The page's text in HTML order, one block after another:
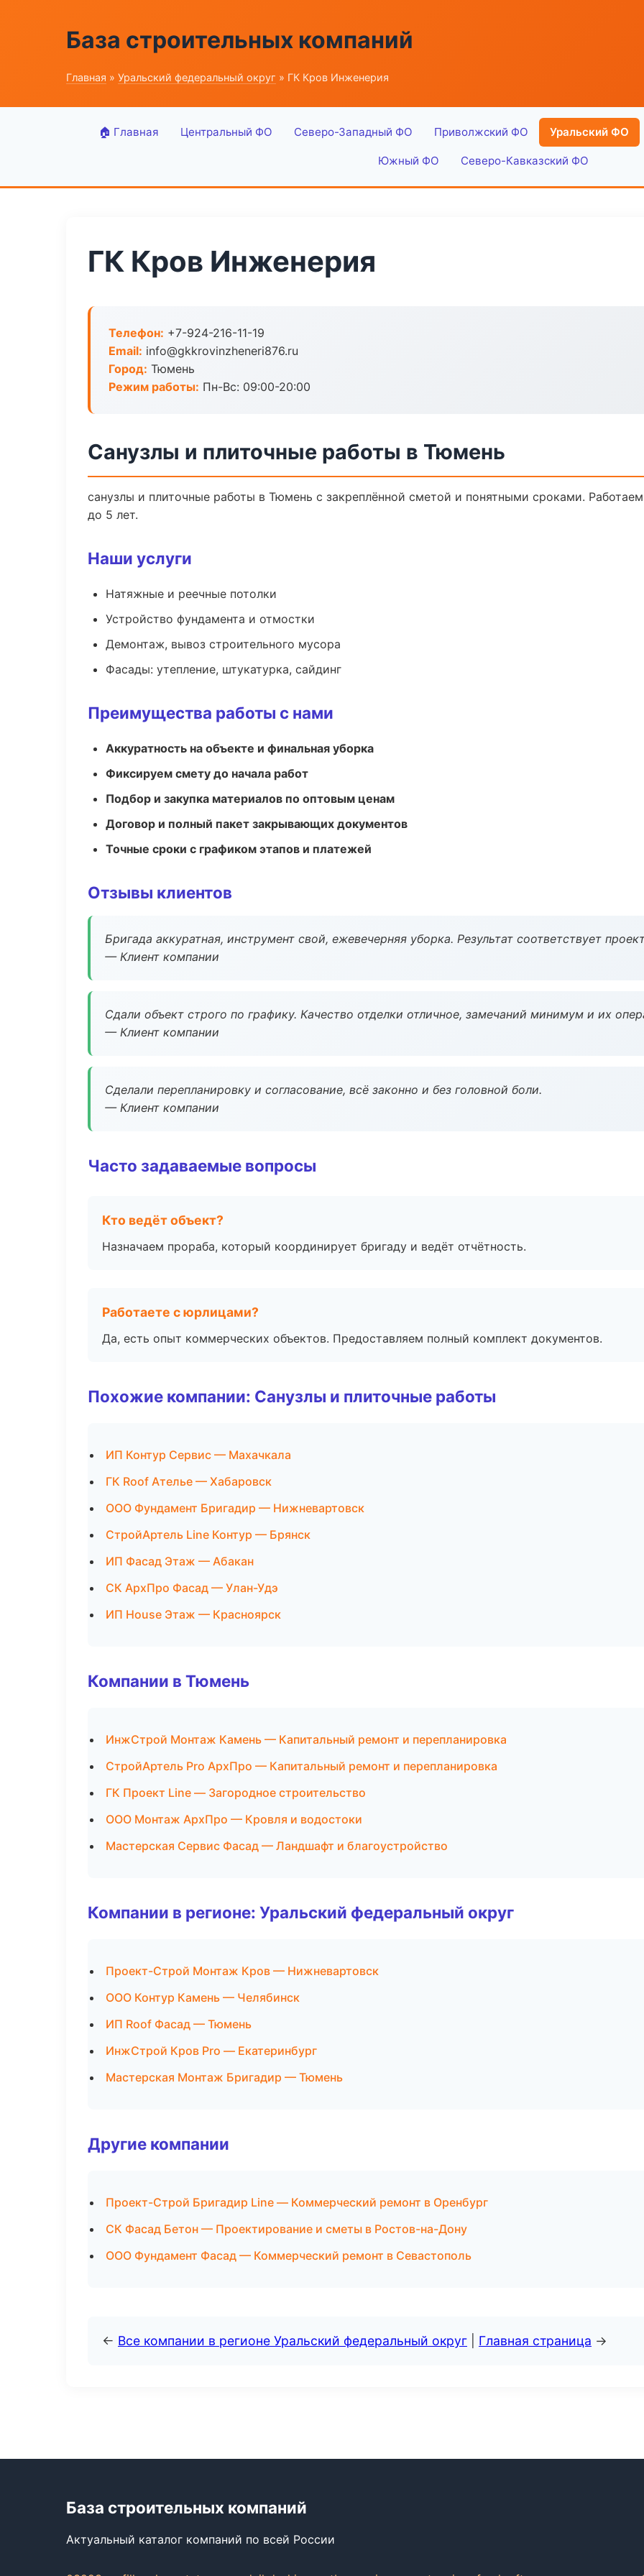
База строительных компаний
Главная » Уральский федеральный округ » ГК Кров Инженерия
🏠 Главная Центральный ФО Северо-Западный ФО Приволжский ФО Уральский ФО
Южный ФО Северо-Кавказский ФО
ГК Кров Инженерия
Телефон: +7-924-216-11-19
Email: info@gkkrovinzheneri876.ru
Город: Тюмень
Режим работы: Пн-Вс: 09:00-20:00
Санузлы и плиточные работы в Тюмень
санузлы и плиточные работы в Тюмень с закреплённой сметой и понятными сроками.
до 5 лет.
Наши услуги
Натяжные и реечные потолки
Устройство фундамента и отмостки
Демонтаж, вывоз строительного мусора
Фасады: утепление, штукатурка, сайдинг
Преимущества работы с нами
Аккуратность на объекте и финальная уборка
Фиксируем смету до начала работ
Подбор и закупка материалов по оптовым ценам
Договор и полный пакет закрывающих документов
Точные сроки с графиком этапов и платежей
Отзывы клиентов
Бригада аккуратная, инструмент свой, ежевечерняя уборка. Результат соответствует
— Клиент компании
Сдали объект строго по графику. Качество отделки отличное, замечаний минимум и их
— Клиент компании
Сделали перепланировку и согласование, всё законно и без головной боли.
— Клиент компании
Часто задаваемые вопросы
Кто ведёт объект?
Назначаем прораба, который координирует бригаду и ведёт отчётность.
Работаете с юрлицами?
Да, есть опыт коммерческих объектов. Предоставляем полный комплект документов.
Похожие компании: Санузлы и плиточные работы
ИП Контур Сервис — Махачкала
ГК Roof Ателье — Хабаровск
ООО Фундамент Бригадир — Нижневартовск
СтройАртель Line Контур — Брянск
ИП Фасад Этаж — Абакан
СК АрхПро Фасад — Улан-Удэ
ИП House Этаж — Красноярск
Компании в Тюмень
ИнжСтрой Монтаж Камень — Капитальный ремонт и перепланировка
СтройАртель Pro АрхПро — Капитальный ремонт и перепланировка
ГК Проект Line — Загородное строительство
ООО Монтаж АрхПро — Кровля и водостоки
Мастерская Сервис Фасад — Ландшафт и благоустройство
Компании в регионе: Уральский федеральный округ
Проект-Строй Монтаж Кров — Нижневартовск
ООО Контур Камень — Челябинск
ИП Roof Фасад — Тюмень
ИнжСтрой Кров Pro — Екатеринбург
Мастерская Монтаж Бригадир — Тюмень
Другие компании
Проект-Строй Бригадир Line — Коммерческий ремонт в Оренбург
СК Фасад Бетон — Проектирование и сметы в Ростов-на-Дону
ООО Фундамент Фасад — Коммерческий ремонт в Севастополь
← Все компании в регионе Уральский федеральный округ Главная страница →
База строительных компаний
Актуальный каталог компаний по всей России